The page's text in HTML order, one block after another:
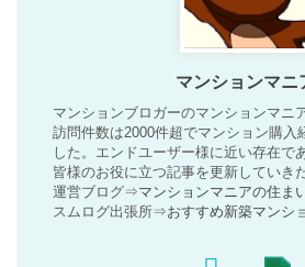
マンションマニ
マンションブロガーのマンションマニ
訪問件数は2000件超でマンション購入
した。エンドユーザー様に近い存在で
皆様のお役に立つ記事を更新していき
運営ブログ⇒マンションマニアの住ま
スムログ出張所⇒おすすめ新築マンシ